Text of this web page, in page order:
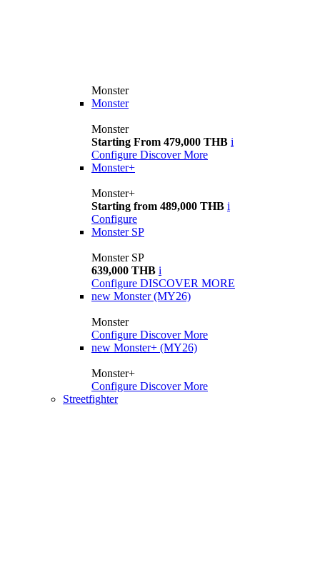
Monster
Monster
Monster
Starting From 479,000 THB i
Configure Discover More
Monster+
Monster+
Starting from 489,000 THB i
Configure
Monster SP
Monster SP
639,000 THB i
Configure DISCOVER MORE
new Monster (MY26)
Monster
Configure Discover More
new Monster+ (MY26)
Monster+
Configure Discover More
Streetfighter